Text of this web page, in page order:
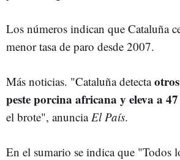
Los números indican que Cataluña
menor tasa de paro desde 2007.
Más noticias. "Cataluña detecta
peste porcina africana y eleva a
el brote", anunciaEl País.
En el sumario se indica que "Todos